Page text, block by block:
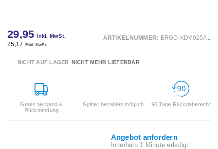
29,95 Inkl. MwSt.
25,17 Exkl. MwSt.
ARTIKELNUMMER: ERGO-KDV025AL
NICHT AUF LAGER NICHT MEHR LIEFERBAR
Gratis Versand &
Rücksendung
Später bezahlen möglich 90 Tage Rückgaberecht
Angebot anfordern
Innerhalb 1 Minute erledigt